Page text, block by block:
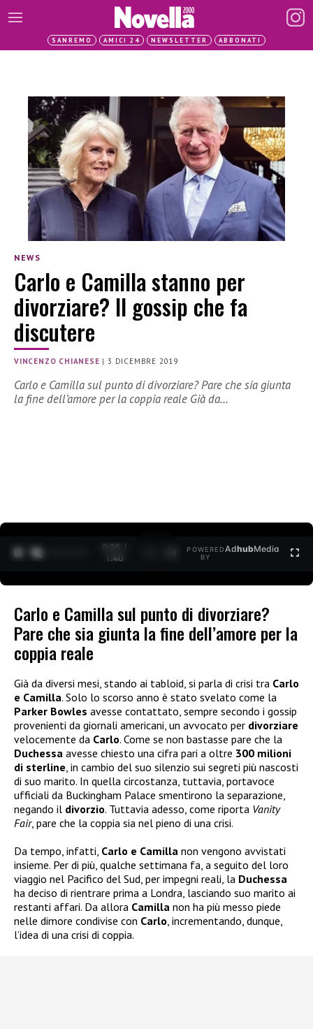
SANREMO AMICI 24 NEWSLETTER ABBONATI
NEWS
Carlo e Camilla stanno per
divorziare? Il gossip che fa
discutere
VINCENZO CHIANESE |3 DICEMBRE 2019
Carlo e Camilla sul punto di divorziare? Pare che sia giunta
la fine dell’amore per la coppia reale Già da…
0:25 /
1:40
POWERED
BY
AdhubMedia
Carlo e Camilla sul punto di divorziare?
Pare che sia giunta la fine dell’amore per la
coppia reale
Già da diversi mesi, stando ai tabloid, si parla di crisi tra Carlo
e Camilla. Solo lo scorso anno è stato svelato come la
Parker Bowles avesse contattato, sempre secondo i gossip
provenienti da giornali americani, un avvocato per divorziare
velocemente da Carlo. Come se non bastasse pare che la
Duchessa avesse chiesto una cifra pari a oltre 300 milioni
di sterline, in cambio del suo silenzio sui segreti più nascosti
di suo marito. In quella circostanza, tuttavia, portavoce
ufficiali da Buckingham Palace smentirono la separazione,
negando il divorzio. Tuttavia adesso, come riporta Vanity
Fair, pare che la coppia sia nel pieno di una crisi.
Da tempo, infatti, Carlo e Camilla non vengono avvistati
insieme. Per di più, qualche settimana fa, a seguito del loro
viaggio nel Pacifico del Sud, per impegni reali, la Duchessa
ha deciso di rientrare prima a Londra, lasciando suo marito ai
restanti affari. Da allora Camilla non ha più messo piede
nelle dimore condivise con Carlo, incrementando, dunque,
l’idea di una crisi di coppia.